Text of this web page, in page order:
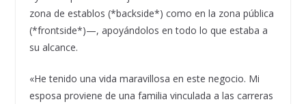
zona de establos (*backside*) como en la zona pública
(*frontside*)—, apoyándolos en todo lo que estaba a
su alcance.
«He tenido una vida maravillosa en este negocio. Mi
esposa proviene de una familia vinculada a las carreras